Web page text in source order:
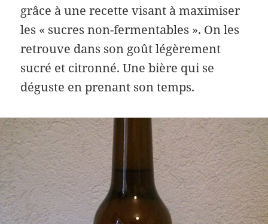
grâce à une recette visant à maximiser
les « sucres non-fermentables ». On les
retrouve dans son goût légèrement
sucré et citronné. Une bière qui se
déguste en prenant son temps.